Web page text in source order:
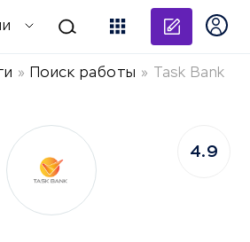
» Поиск работы »
Task Bank
4.9